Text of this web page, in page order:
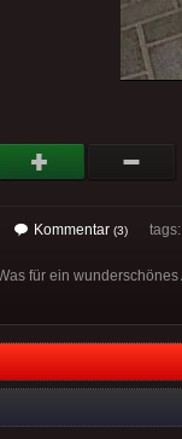
Kommentar (3)
für ein wunderschönes